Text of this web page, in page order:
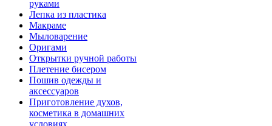
руками
Лепка из пластика
Макраме
Мыловарение
Оригами
Открытки ручной работы
Плетение бисером
Пошив одежды и
аксессуаров
Приготовление духов,
косметика в домашних